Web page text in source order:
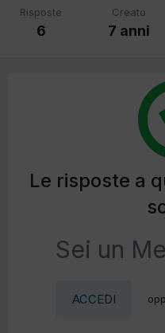
Risposte
6
Creato
7 anni
Le risposte a
Sei un
ACCEDI